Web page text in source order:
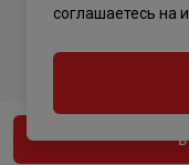
соглашаетесь на